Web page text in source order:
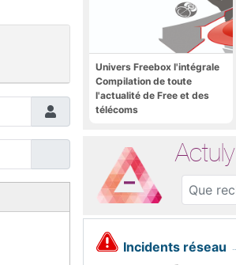
Univers Freebox l'intégrale
Compilation de toute
l'actualité de Free et des
télécoms
Actuly
Incidents réseau